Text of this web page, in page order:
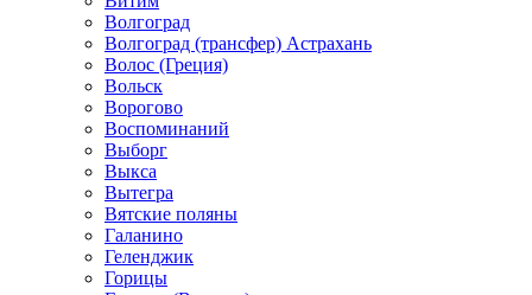
Волгоград
Волгоград (трансфер) Астрахань
Волос (Греция)
Вольск
Ворогово
Воспоминаний
Выборг
Выкса
Вытегра
Вятские поляны
Галанино
Геленджик
Горицы